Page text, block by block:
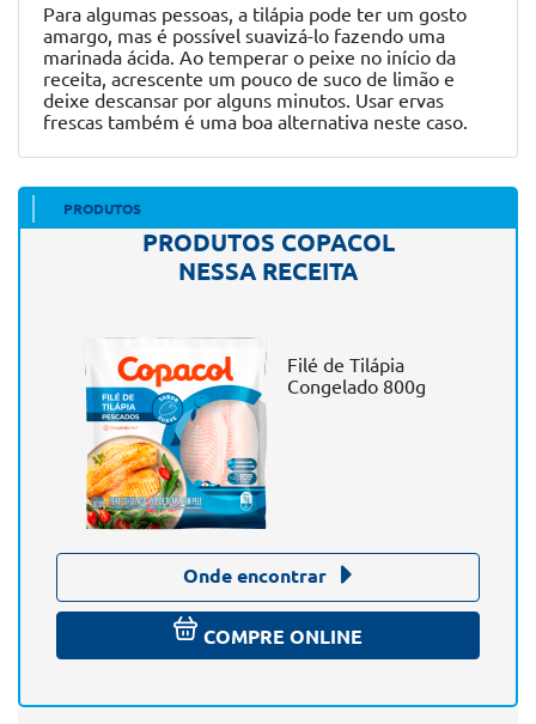
Para algumas pessoas, a tilápia pode ter um gosto
amargo, mas é possível suavizá-lo fazendo uma
marinada ácida. Ao temperar o peixe no início da
receita, acrescente um pouco de suco de limão e
deixe descansar por alguns minutos. Usar ervas
frescas também é uma boa alternativa neste caso.
PRODUTOS
PRODUTOS COPACOL
NESSA RECEITA
Filé de Tilápia
Congelado 800g
Onde encontrar
COMPRE ONLINE